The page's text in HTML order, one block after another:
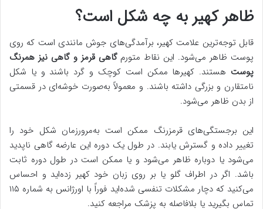
ظاهر کهیر به چه شکل است؟
قابل توجه‌ترین علامت کهیر، برآمدگی‌های جوش مانندی است که روی
پوست ظاهر می‌شود. این نقاط متورمگاهی قرمز و گاهی نیز همرنگ
پوست هستند. کهیرها ممکن است کوچک و گرد باشند و یا شکل
نامتقارن و بزرگی داشته باشند. و معمولاً به‌صورت خوشه‌ای در قسمتی
از بدن ظاهر می‌شود.
این برجستگی‌های قرمزرنگ ممکن است به‌مرورزمان شکل خود را
تغییر داده و گسترش یابند. در طول یک دوره این عارضه گاهی ناپدید
می‌شود یا دوباره ظاهر می‌شود و یا ممکن است در طول دوره ثابت
باشد. اگر در اطراف گلو یا بر روی زبان خود کهیر زده‌اید و احساس
می‌کنید که دچار مشکلات تنفسی شده‌اید فوراً با اورژانس به شماره ۱۱۵
تماس بگیرید یا بلافاصله به پزشک مراجعه کنید.